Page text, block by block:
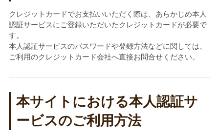
クレジットカードでお支払いいただく際は、あらかじめ本人
認証サービスにご登録いただいたクレジットカードが必要で
す。
本人認証サービスのパスワードや登録方法などに関しては、
ご利用のクレジットカード会社へ直接お問合せください。
本サイトにおける本人認証サ
ービスのご利用方法